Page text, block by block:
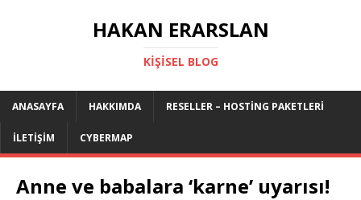
HAKAN ERARSLAN
KIŞISEL BLOG
ANASAYFA HAKKIMDA RESELLER – HOSTING PAKETLERI
İLETIŞIM CYBERMAP
Anne ve babalara ‘karne’ uyarısı!